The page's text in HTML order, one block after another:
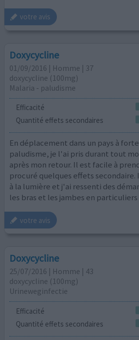
votre avis
Doxycycline
01/09/2016 | Homme | 37
doxycycline (100mg)
Malaria - paludisme
Efficacité
Quantité effets secondaires
En déplacement dans un pays à
paludisme, je l'ai pris durant tout
après mon retour. Il est facile à
procuré quelques effets
à la lumière et j'ai ressenti des
les bras et les jambes en particuliers
votre avis
Doxycycline
25/07/2016 | Homme | 43
doxycycline (100mg)
Urineweginfectie
Efficacité
Quantité effets secondaires